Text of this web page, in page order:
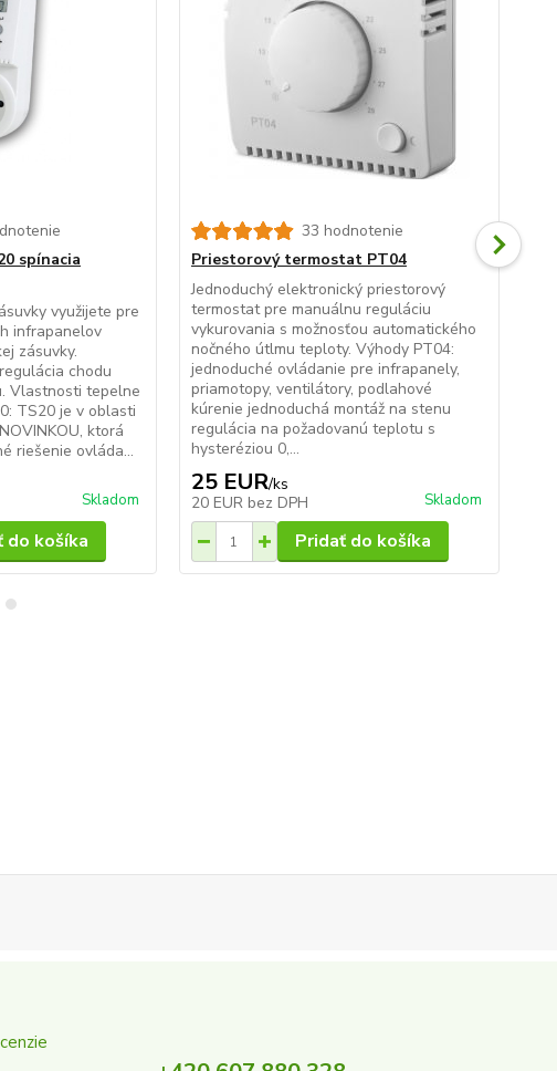
spínacia
využijete pre
infrapanelov
zásuvky.
chodu
Vlastnosti tepelne
TS20 je v oblasti
ktorá
riešenie ovláda...
Skladom
do košíka
33 hodnotenie
Priestorový termostat PT04
Jednoduchý elektronický priestorový
termostat pre manuálnu reguláciu
vykurovania s možnosťou automatického
nočného útlmu teploty. Výhody PT04:
jednoduché ovládanie pre infrapanely,
priamotopy, ventilátory, podlahové
kúrenie jednoduchá montáž na stenu
regulácia na požadovanú teplotu s
hysteréziou 0,...
25 EUR/ks
20 EUR bez DPH Skladom
Pridať do košíka